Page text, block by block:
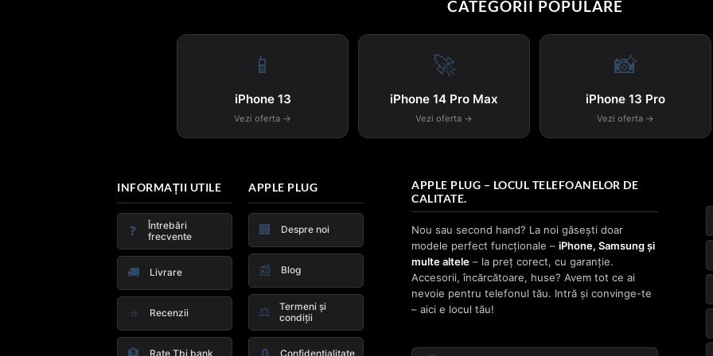
CATEGORII POPULARE
📱
iPhone 13
Vezi oferta →
🚀
iPhone 14 Pro Max
Vezi oferta →
📸
iPhone 13 Pro
Vezi oferta →
INFORMAȚII UTILE
❓
Întrebări
frecvente
🚚 Livrare
⭐ Recenzii
Rate Tbi bank
APPLE PLUG
🏢 Despre noi
📰 Blog
⚖️
Termeni și
condiții
Confidențialitate
APPLE PLUG – LOCUL TELEFOANELOR DE
CALITATE.
Nou sau second hand? La noi găsești doar
modele perfect funcționale – iPhone, Samsung și
multe altele – la preț corect, cu garanție.
Accesorii, încărcătoare, huse? Avem tot ce ai
nevoie pentru telefonul tău. Intră și convinge-te
– aici e locul tău!